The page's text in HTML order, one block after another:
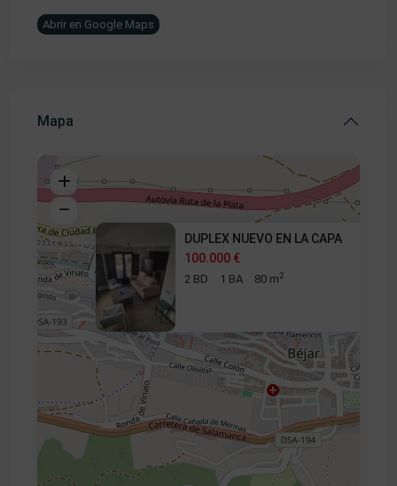
Abrir en Google Maps
Mapa
100.000 €
DUPLEX NUEVO EN LA CAPA
100.000 €
2 BD 1 BA 80 m2